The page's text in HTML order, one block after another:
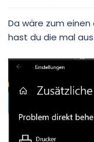
Da wäre zum
hast du die mal